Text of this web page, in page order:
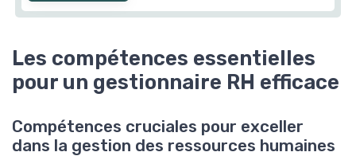
Les compétences essentielles
pour un gestionnaire RH efficace
Compétences cruciales pour exceller
dans la gestion des ressources humaines